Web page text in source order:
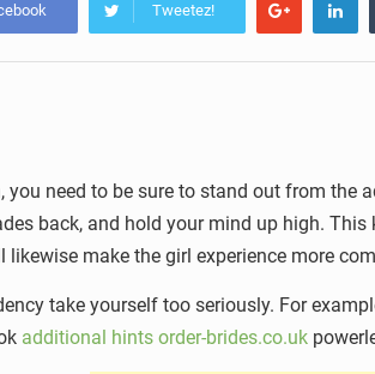
Tweetez!
need to be sure to stand out from the
back, and hold your mind up high. This
make the girl experience more
take yourself too seriously. For
additional hints order-brides.co.uk